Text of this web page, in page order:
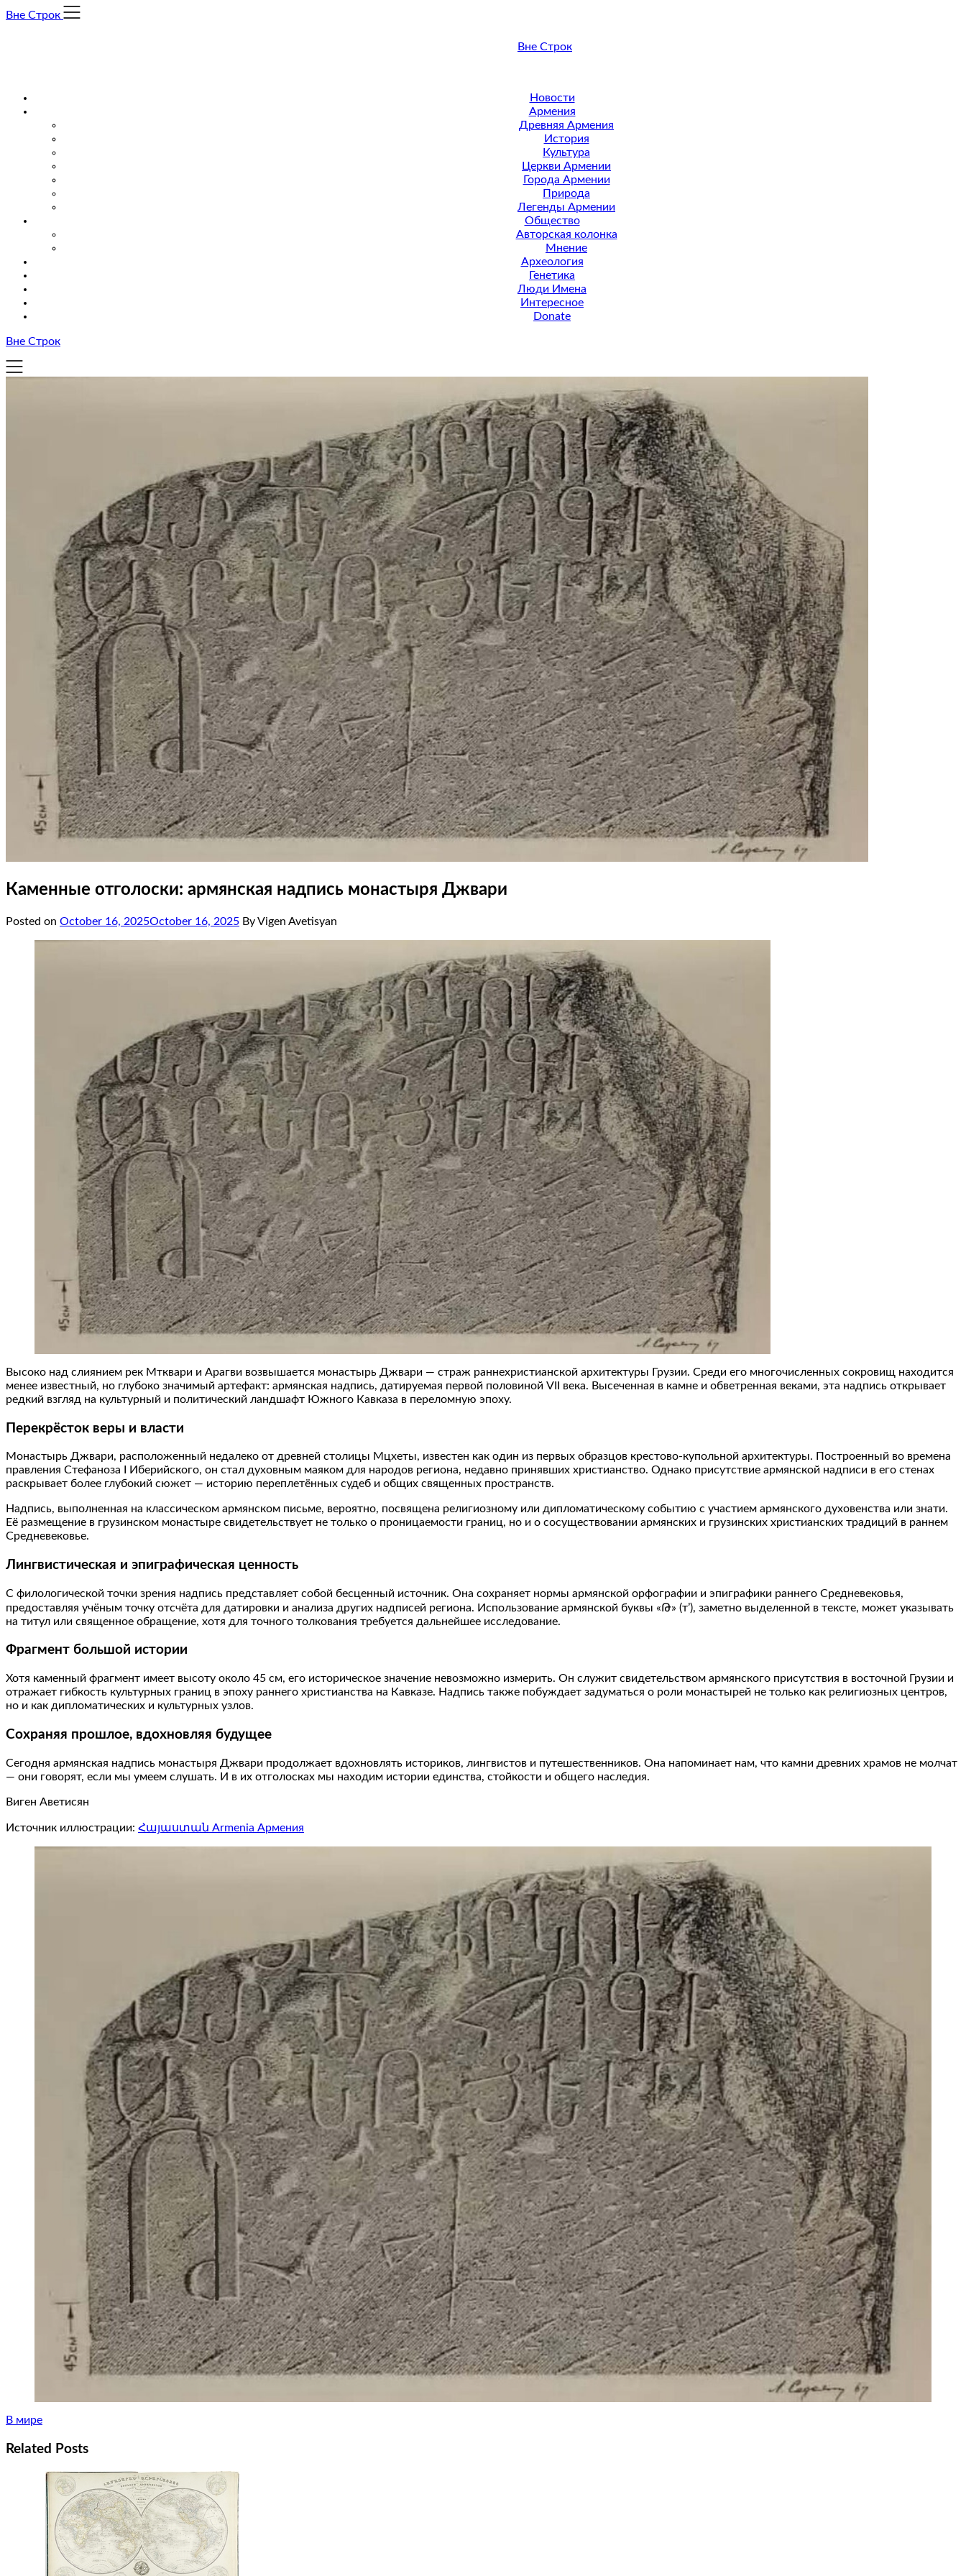
Skip
Вне Строк
Вне Строк
Новости
Армения
Древняя Армения
История
Культура
Церкви Армении
Города Армении
Природа
Легенды Армении
Общество
Авторская колонка
Мнение
Археология
Генетика
Люди Имена
Интересное
Donate
Вне Строк
Каменные отголоски: армянская надпись монастыря Джвари
Posted on October 16, 2025October 16, 2025 By Vigen Avetisyan
Высоко над слиянием рек Мтквари и Арагви возвышается монастырь Джвари — страж раннехристианской архитектуры Грузии. Среди его многочисленных сокровищ находится
менее известный, но глубоко значимый артефакт: армянская надпись, датируемая первой половиной VII века. Высеченная в камне и обветренная веками, эта надпись открывает
редкий взгляд на культурный и политический ландшафт Южного Кавказа в переломную эпоху.
Перекрёсток веры и власти
Монастырь Джвари, расположенный недалеко от древней столицы Мцхеты, известен как один из первых образцов крестово-купольной архитектуры. Построенный во времена
правления Стефаноза I Иберийского, он стал духовным маяком для народов региона, недавно принявших христианство. Однако присутствие армянской надписи в его стенах
раскрывает более глубокий сюжет — историю переплетённых судеб и общих священных пространств.
Надпись, выполненная на классическом армянском письме, вероятно, посвящена религиозному или дипломатическому событию с участием армянского духовенства или знати.
Её размещение в грузинском монастыре свидетельствует не только о проницаемости границ, но и о сосуществовании армянских и грузинских христианских традиций в раннем
Средневековье.
Лингвистическая и эпиграфическая ценность
С филологической точки зрения надпись представляет собой бесценный источник. Она сохраняет нормы армянской орфографии и эпиграфики раннего Средневековья,
предоставляя учёным точку отсчёта для датировки и анализа других надписей региона. Использование армянской буквы «Թ» (т’), заметно выделенной в тексте, может указывать
на титул или священное обращение, хотя для точного толкования требуется дальнейшее исследование.
Фрагмент большой истории
Хотя каменный фрагмент имеет высоту около 45 см, его историческое значение невозможно измерить. Он служит свидетельством армянского присутствия в восточной Грузии и
отражает гибкость культурных границ в эпоху раннего христианства на Кавказе. Надпись также побуждает задуматься о роли монастырей не только как религиозных центров,
но и как дипломатических и культурных узлов.
Сохраняя прошлое, вдохновляя будущее
Сегодня армянская надпись монастыря Джвари продолжает вдохновлять историков, лингвистов и путешественников. Она напоминает нам, что камни древних храмов не молчат
— они говорят, если мы умеем слушать. И в их отголосках мы находим истории единства, стойкости и общего наследия.
Виген Аветисян
Источник иллюстрации: Հայաստան Armenia Армения
В мире
Related Posts